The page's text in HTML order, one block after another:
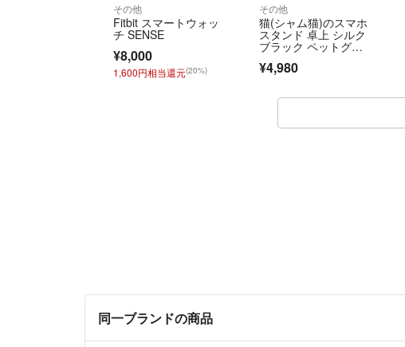
その他
Fitbit スマートウォッ
チ SENSE
¥8,000
1,600円相当還元(20%)
その他
猫(シャム猫)のスマホ
スタンド 卓上 シルク
ブラック ペットグッ
ズ
¥4,980
同一ブランドの商品